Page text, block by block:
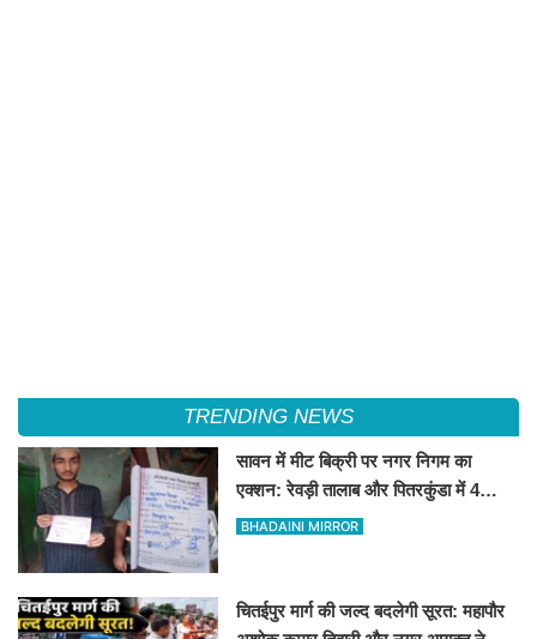
TRENDING NEWS
सावन में मीट बिक्री पर नगर निगम का
एक्शन: रेवड़ी तालाब और पितरकुंडा में 4
दुकानों पर गिरी गाज
BHADAINI MIRROR
चितईपुर मार्ग की जल्द बदलेगी सूरत: महापौर